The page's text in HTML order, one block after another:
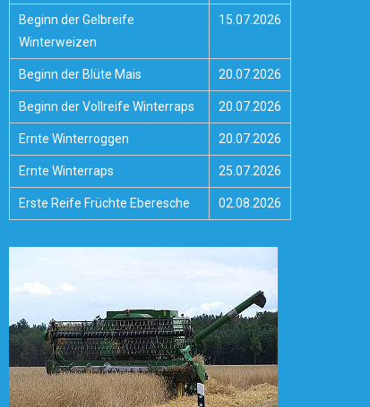
Beginn der Gelbreife
Winterweizen
15.07.2026
Beginn der Blüte Mais 20.07.2026
Beginn der Vollreife Winterraps 20.07.2026
Ernte Winterroggen 20.07.2026
Ernte Winterraps 25.07.2026
Erste Reife Früchte Eberesche 02.08.2026